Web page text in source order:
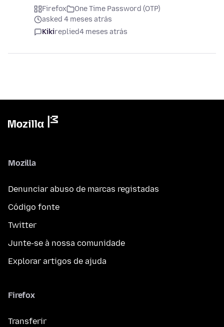
Firefox
One Time Password (OTP)
asked 4 meses atrás
Kikireplied4 meses atrás
Mozilla
Denunciar abuso de marcas registadas
Código fonte
Twitter
Junte-se à nossa comunidade
Explorar artigos de ajuda
Firefox
Transferir